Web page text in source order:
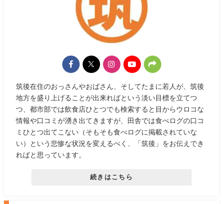
筑後在住のおっさんやおばさん、そしてたまに若人が、筑後
地方を盛り上げることが出来ればという淡い目標を立てつ
つ、都市部では飲食店ひとつでも検索すると目からウロコな
情報や口コミが湧き出てきますが、田舎では食べログの口コ
ミひとつ出てこない（そもそも食べログに掲載されていな
い）という悲惨な状況を変えるべく、「筑後」をお伝えでき
ればと思っています。
続きはこちら